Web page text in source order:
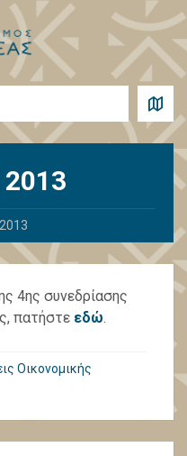
2013
4ης συνεδρίασης
πατήστε εδώ.
Οικονομικής